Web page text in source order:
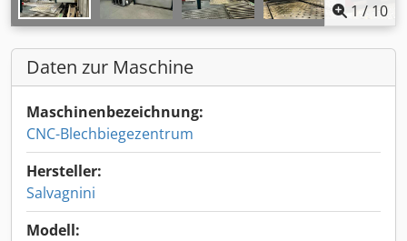
1 / 10
Daten zur Maschine
Maschinenbezeichnung:
CNC-Blechbiegezentrum
Hersteller:
Salvagnini
Modell: